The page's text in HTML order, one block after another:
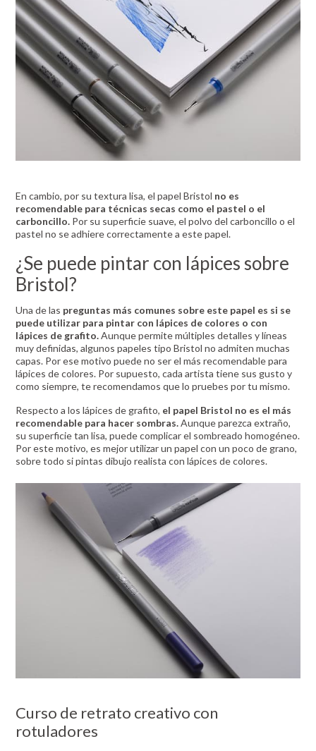
En cambio, por su textura lisa, el papel Bristol no es
recomendable para técnicas secas como el pastel o el
carboncillo. Por su superficie suave, el polvo del carboncillo o el
pastel no se adhiere correctamente a este papel.
¿Se puede pintar con lápices sobre
Bristol?
Una de las preguntas más comunes sobre este papel es si se
puede utilizar para pintar con lápices de colores o con
lápices de grafito.Aunque permite múltiples detalles y líneas
muy definidas, algunos papeles tipo Bristol no admiten muchas
capas. Por ese motivo puede no ser el más recomendable para
lápices de colores. Por supuesto, cada artista tiene sus gusto y
como siempre, te recomendamos que lo pruebes por tu mismo.
Respecto a los lápices de grafito, el papel Bristol no es el más
recomendable para hacer sombras.Aunque parezca extraño,
su superficie tan lisa, puede complicar el sombreado homogéneo.
Por este motivo, es mejor utilizar un papel con un poco de grano,
sobre todo si pintas dibujo realista con lápices de colores.
Curso de retrato creativo con
rotuladores